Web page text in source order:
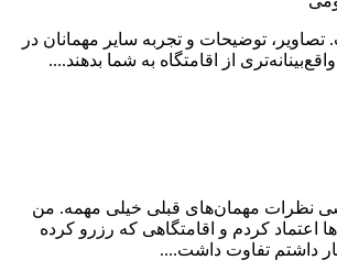
توضیحات و تجربه سایر مهمانان در
از اقامتگاه به شما بدهند....
نظرات مهمان‌های قبلی خیلی مهمه. من
اعتماد کردم و اقامتگاهی که رزرو کرده
داشتم تفاوت داشت....